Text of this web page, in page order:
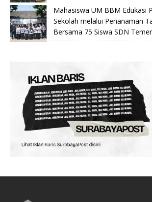
Mahasiswa UM BBM Edukasi
Sekolah melalui Penanaman
Bersama 75 Siswa SDN